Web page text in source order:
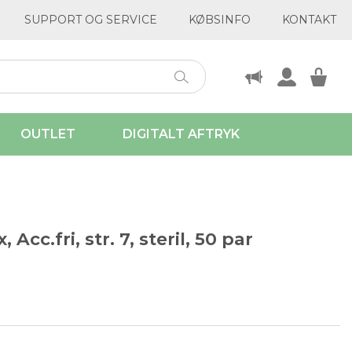
SUPPORT OG SERVICE KØBSINFO KONTAKT
OUTLET DIGITALT AFTRYK
Acc.fri, str. 7, steril, 50 par